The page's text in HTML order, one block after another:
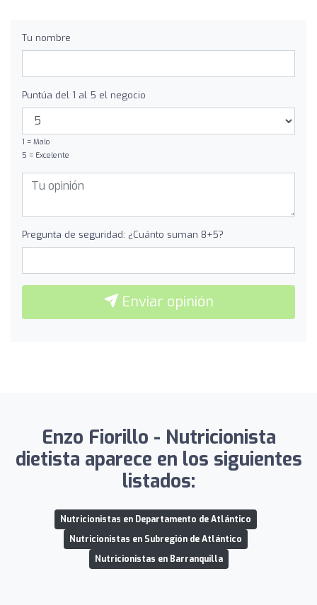
Tu nombre
Puntúa del 1 al 5 el negocio
1 = Malo
5 = Excelente
Pregunta de seguridad: ¿Cuánto suman 8+5?
Enviar opinión
Enzo Fiorillo - Nutricionista
dietista aparece en los siguientes
listados:
Nutricionistas en Departamento de Atlántico
Nutricionistas en Subregión de Atlántico
Nutricionistas en Barranquilla